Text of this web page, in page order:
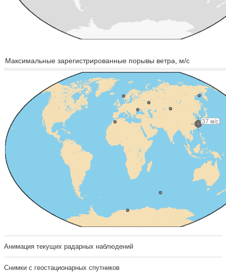
Максимальные зарегистрированные порывы ветра, м/с
Анимация текущих радарных наблюдений
Cнимки с геостационарных спутников